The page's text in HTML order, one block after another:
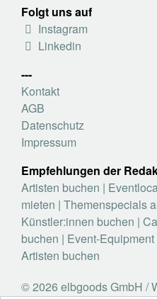
Folgt uns auf
Instagram
Linkedin
---
Kontakt
AGB
Datenschutz
Impressum
Empfehlungen der
Artisten buchen |
mieten | Themenspecials
Künstler:innen buchen |
buchen | Event-
Artisten buchen
© 2026 elbgoods GmbH /